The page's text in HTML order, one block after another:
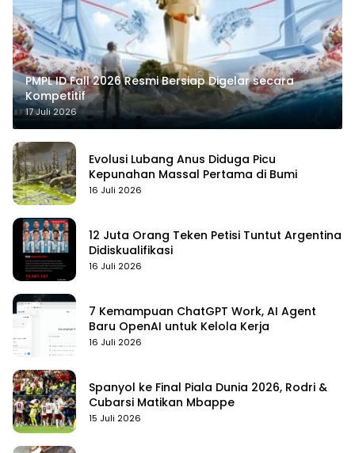
PMPL ID Fall 2026 Resmi Bersiap Digelar secara
Kompetitif
17 Juli 2026
Evolusi Lubang Anus Diduga Picu
Kepunahan Massal Pertama di Bumi
16 Juli 2026
12 Juta Orang Teken Petisi Tuntut Argentina
Didiskualifikasi
16 Juli 2026
7 Kemampuan ChatGPT Work, AI Agent
Baru OpenAI untuk Kelola Kerja
16 Juli 2026
Spanyol ke Final Piala Dunia 2026, Rodri &
Cubarsi Matikan Mbappe
15 Juli 2026